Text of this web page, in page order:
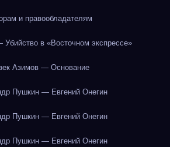
и правообладателям
Убийство в «Восточном экспрессе»
Азимов — Основание
Пушкин — Евгений Онегин
Пушкин — Евгений Онегин
Пушкин — Евгений Онегин